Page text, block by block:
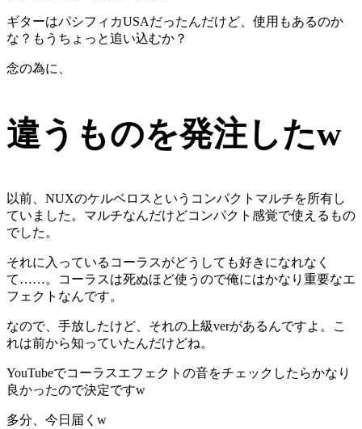
ギターはパシフィカUSAだったんだけど、使用もあるのか
な？もうちょっと追い込むか？
念の為に、
違うものを発注したw
以前、NUXのケルベロスというコンパクトマルチを所有し
ていました。マルチなんだけどコンパクト感覚で使えるもの
でした。
それに入っているコーラスがどうしても好きになれなく
て……。コーラスは死ぬほど使うので俺にはかなり重要なエ
フェクトなんです。
なので、手放したけど、それの上級verがあるんですよ。こ
れは前から知っていたんだけどね。
YouTubeでコーラスエフェクトの音をチェックしたらかなり
良かったので決定ですw
多分、今日届くw